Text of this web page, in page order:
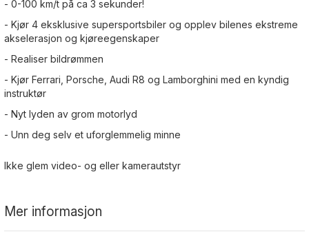
- 0-100 km/t på ca 3 sekunder!
- Kjør 4 eksklusive supersportsbiler og opplev bilenes ekstreme
akselerasjon og kjøreegenskaper
- Realiser bildrømmen
- Kjør Ferrari, Porsche, Audi R8 og Lamborghini med en kyndig
instruktør
- Nyt lyden av grom motorlyd
- Unn deg selv et uforglemmelig minne
Ikke glem video- og eller kamerautstyr
Mer informasjon